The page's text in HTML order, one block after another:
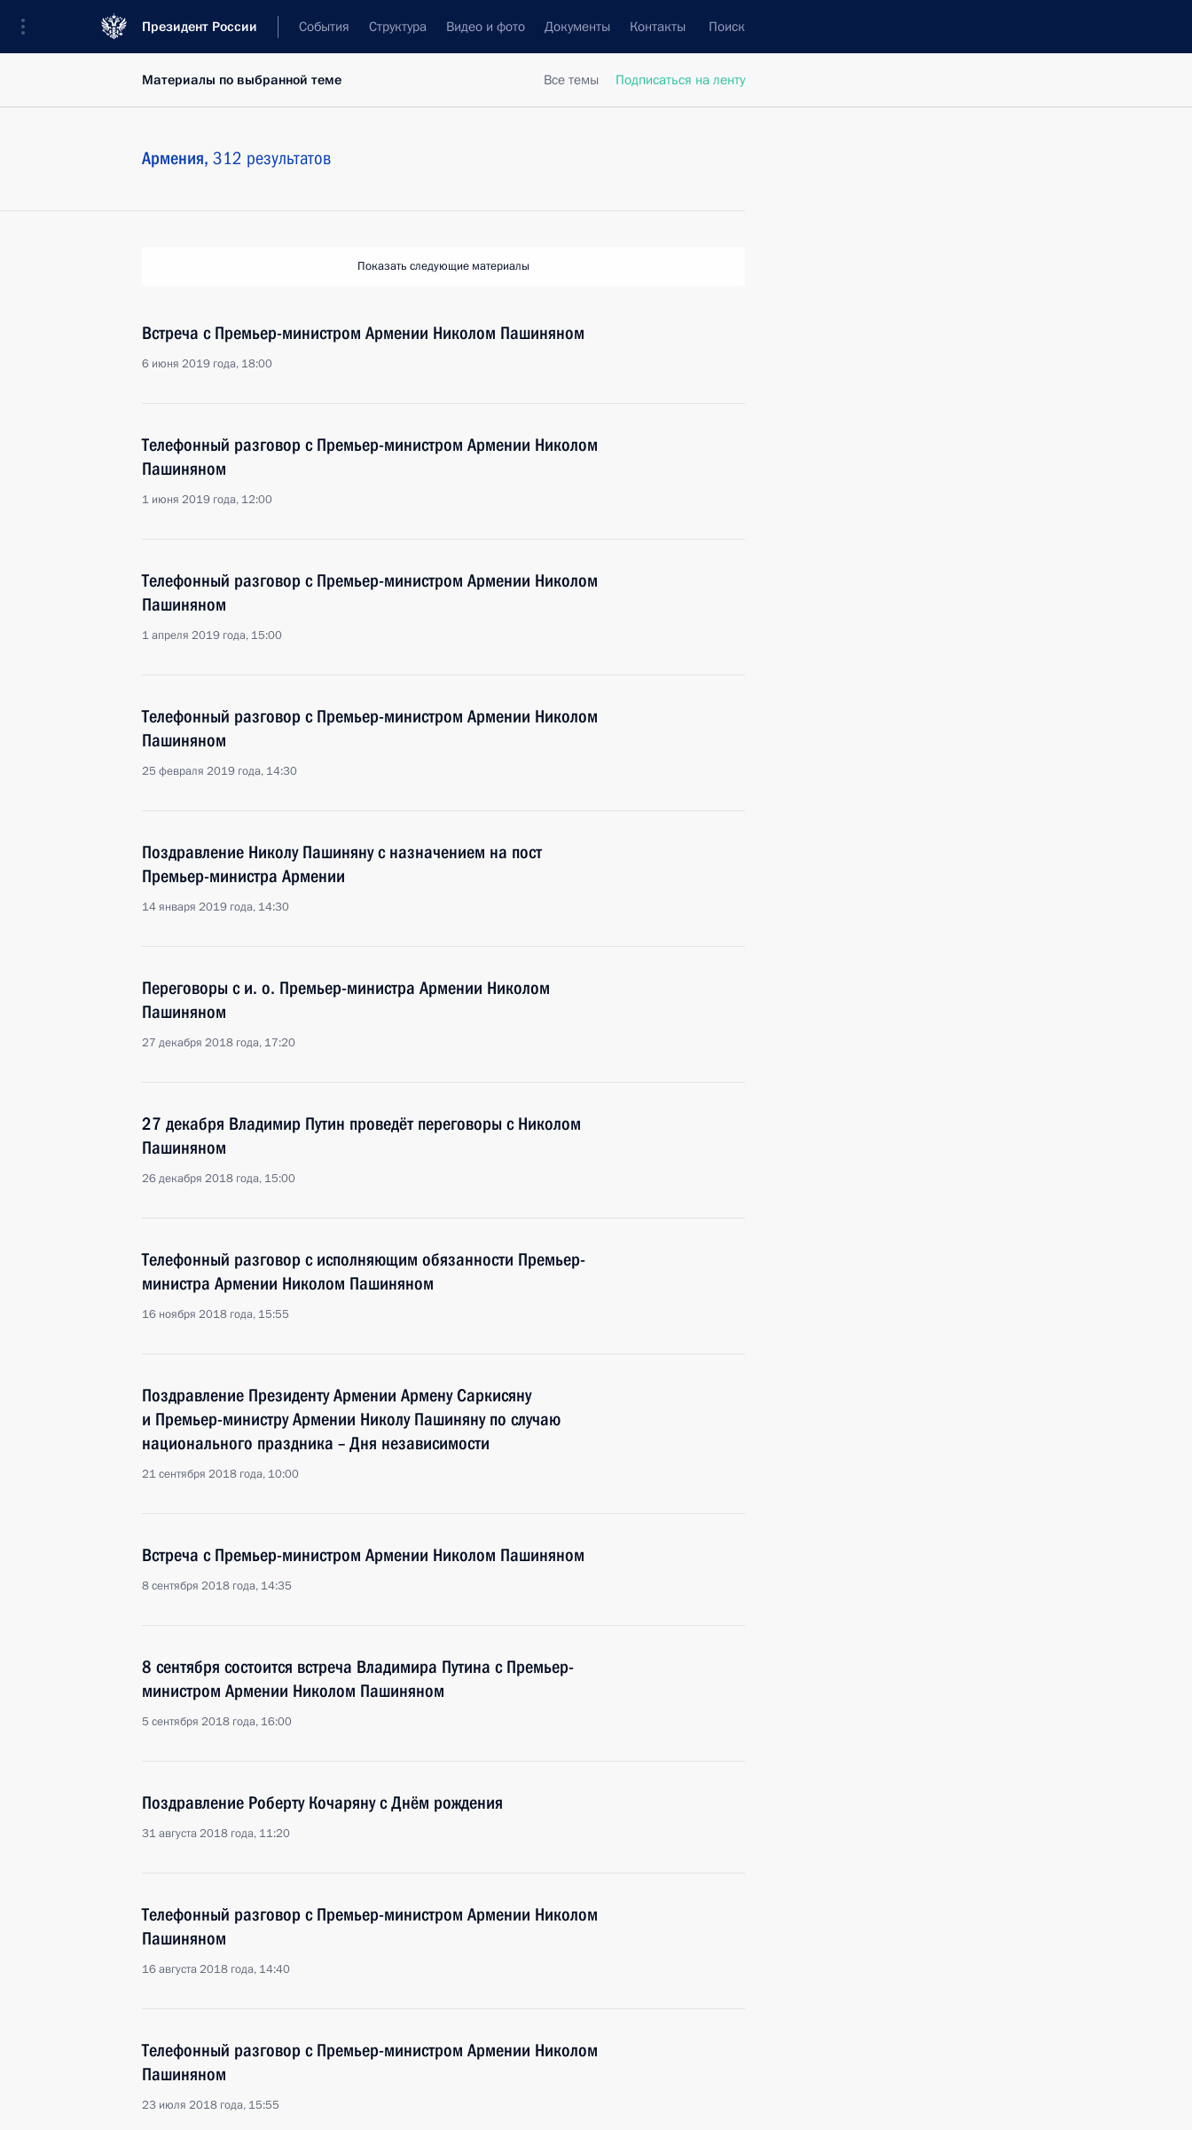
Президент России События Структура Видео и фото Документы Контакты Поиск
Все темы Подписаться на ленту
Материалы по выбранной теме
Армения, 312 результатов
Показать следующие материалы
Встреча с Премьер-министром Армении Николом Пашиняном
6 июня 2019 года, 18:00
Телефонный разговор с Премьер-министром Армении Николом
Пашиняном
1 июня 2019 года, 12:00
Телефонный разговор с Премьер-министром Армении Николом
Пашиняном
1 апреля 2019 года, 15:00
Телефонный разговор с Премьер-министром Армении Николом
Пашиняном
25 февраля 2019 года, 14:30
Поздравление Николу Пашиняну с назначением на пост
Премьер-министра Армении
14 января 2019 года, 14:30
Переговоры с и. о. Премьер-министра Армении Николом
Пашиняном
27 декабря 2018 года, 17:20
27 декабря Владимир Путин проведёт переговоры с Николом
Пашиняном
26 декабря 2018 года, 15:00
Телефонный разговор с исполняющим обязанности Премьер-
министра Армении Николом Пашиняном
16 ноября 2018 года, 15:55
Поздравление Президенту Армении Армену Саркисяну
и Премьер-министру Армении Николу Пашиняну по случаю
национального праздника – Дня независимости
21 сентября 2018 года, 10:00
Встреча с Премьер-министром Армении Николом Пашиняном
8 сентября 2018 года, 14:35
8 сентября состоится встреча Владимира Путина с Премьер-
министром Армении Николом Пашиняном
5 сентября 2018 года, 16:00
Поздравление Роберту Кочаряну с Днём рождения
31 августа 2018 года, 11:20
Телефонный разговор с Премьер-министром Армении Николом
Пашиняном
16 августа 2018 года, 14:40
Телефонный разговор с Премьер-министром Армении Николом
Пашиняном
23 июля 2018 года, 15:55